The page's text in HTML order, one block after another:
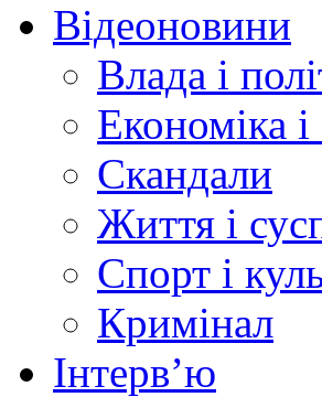
Відеоновини
Влада і
Економіка і
Скандали
Життя і
Спорт і
Кримінал
Інтерв’ю